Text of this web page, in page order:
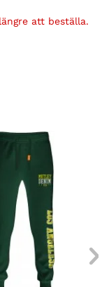
att beställa.